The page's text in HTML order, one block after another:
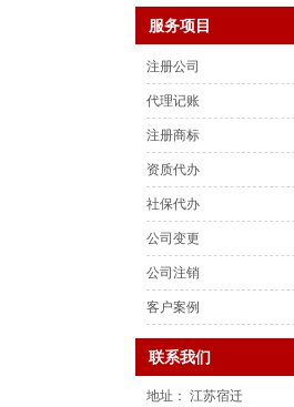
服务项目
注册公司
代理记账
注册商标
资质代办
社保代办
公司变更
公司注销
客户案例
联系我们
地址： 江苏宿迁